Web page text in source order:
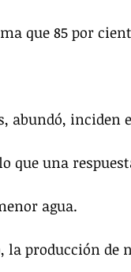
que 85 por
abundó, inciden
que una
agua.
la producción de